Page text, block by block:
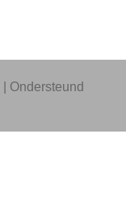
| Ondersteund